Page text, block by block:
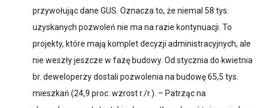
przywołując dane GUS. Oznacza to, że niemal 58 tys.
uzyskanych pozwoleń nie ma na razie kontynuacji. To
projekty, które mają komplet decyzji administracyjnych, ale
nie weszły jeszcze w fazę budowy. Od stycznia do kwietnia
br. deweloperzy dostali pozwolenia na budowę 65,5 tys.
mieszkań (24,9 proc. wzrost r./r.). – Patrząc na